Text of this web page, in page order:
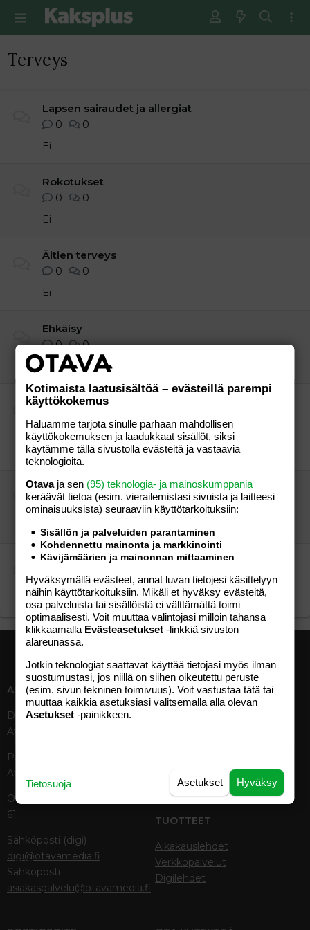
Terveys
Lapsen sairaudet ja allergiat
0
0
Ei
Rokotukset
0
0
Ei
Äitien terveys
0
0
Ei
Ehkäisy
0
0
Ei
Laihdutus
231
Mikä on paras kuntopyörä laihdutukseen?
13.12.2025
vierailija
Erityislapset
0
0
Ei
Liikunta
0
0
Ei
ASIAKASPALVELU
Digipalvelut (09) 156 6227
Avoinna ma–pe 8–19
Painettu lehti (09) 156 665
Avoinna ma–pe 8–19
Otavamedian vaihde (09) 156
61
Sähköposti (digi)
digi@otavamedia.fi
Sähköposti
asiakaspalvelu@otavamedia.fi
MEDIATIEDOT
Avoimuusraportti
Käyttöehdot
TUOTTEET
Aikakauslehdet
Verkkopalvelut
Digilehdet
Kotimaista laatusisältöä – evästeillä parempi
käyttökokemus
Haluamme tarjota sinulle parhaan mahdollisen
käyttökokemuksen ja laadukkaat sisällöt, siksi
käytämme tällä sivustolla evästeitä ja vastaavia
teknologioita.
Otavaja sen (95) teknologia- ja mainoskumppania
keräävät tietoa (esim. vierailemis­tasi sivuista ja laitteesi
ominaisuuk­sista) seuraaviin käyttötarkoituksiin:
Sisällön ja palveluiden parantaminen
Kohdennettu mainonta ja markkinointi
Kävijämäärien ja mainonnan mittaaminen
Hyväksymällä evästeet, annat luvan tietojesi käsittelyyn
näihin käyttötarkoituksiin. Mikäli et hyväksy evästeitä,
osa palveluista tai sisällöistä ei välttämättä toimi
optimaalisesti. Voit muuttaa valintojasi milloin tahansa
klikkaamalla Evästeasetukset -linkkiä sivuston
alareunassa.
Jotkin teknologiat saattavat käyttää tietojasi myös ilman
suostumustasi, jos niillä on siihen oikeutettu peruste
(esim. sivun tekninen toimivuus). Voit vastustaa tätä tai
muuttaa kaikkia asetuksiasi valitsemalla alla olevan
Asetukset -painikkeen.
Hyväksy
Asetukset
Tietosuoja